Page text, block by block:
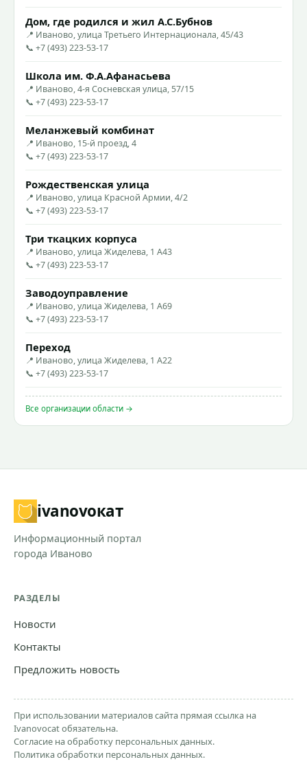
Дом, где родился и жил А.С.Бубнов
📍 Иваново, улица Третьего Интернационала, 45/43
📞 +7 (493) 223-53-17
Школа им. Ф.А.Афанасьева
📍 Иваново, 4-я Сосневская улица, 57/15
📞 +7 (493) 223-53-17
Меланжевый комбинат
📍 Иваново, 15-й проезд, 4
📞 +7 (493) 223-53-17
Рождественская улица
📍 Иваново, улица Красной Армии, 4/2
📞 +7 (493) 223-53-17
Три ткацких корпуса
📍 Иваново, улица Жиделева, 1 А43
📞 +7 (493) 223-53-17
Заводоуправление
📍 Иваново, улица Жиделева, 1 А69
📞 +7 (493) 223-53-17
Переход
📍 Иваново, улица Жиделева, 1 А22
📞 +7 (493) 223-53-17
Все организации области →
ivanovoкат
Информационный портал
города Иваново
РАЗДЕЛЫ
Новости
Контакты
Предложить новость
При использовании материалов сайта прямая ссылка на
Ivanovocat обязательна.
Согласие на обработку персональных данных.
Политика обработки персональных данных.